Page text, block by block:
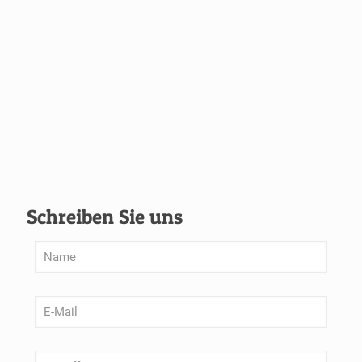
Schreiben Sie uns